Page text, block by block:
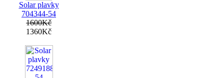
Solar plavky
704344-54
1600Kč
1360Kč